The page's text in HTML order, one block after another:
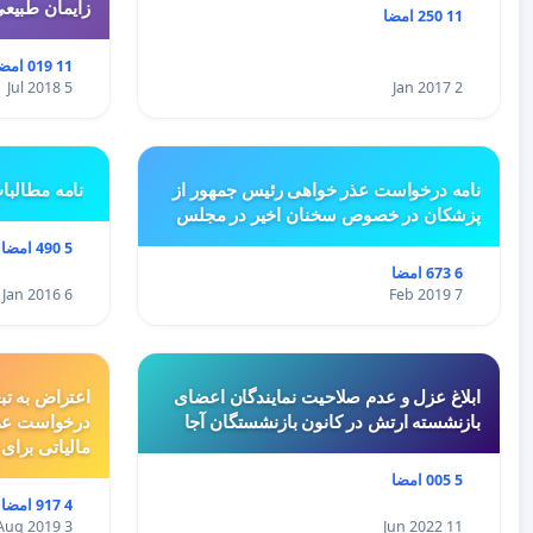
11 250 امضا
2 Jan 2017
زایمان
11 019 امضا
5 Jul 2018
نامه درخواست عذر خواهی رئیس جمهور از
پزشکان در خصوص سخنان اخیر در مجلس
6 673 امضا
7 Feb 2019
نامه
5 490 امضا
6 Jan 2016
ابلاغ عزل و عدم صلاحیت نمایندگان اعضای
بازنشسته ارتش در کانون بازنشستگان آجا
5 005 امضا
11 Jun 2022
اعتراض به
درخواست
مالیاتی
4 917 امضا
3 Aug 2019